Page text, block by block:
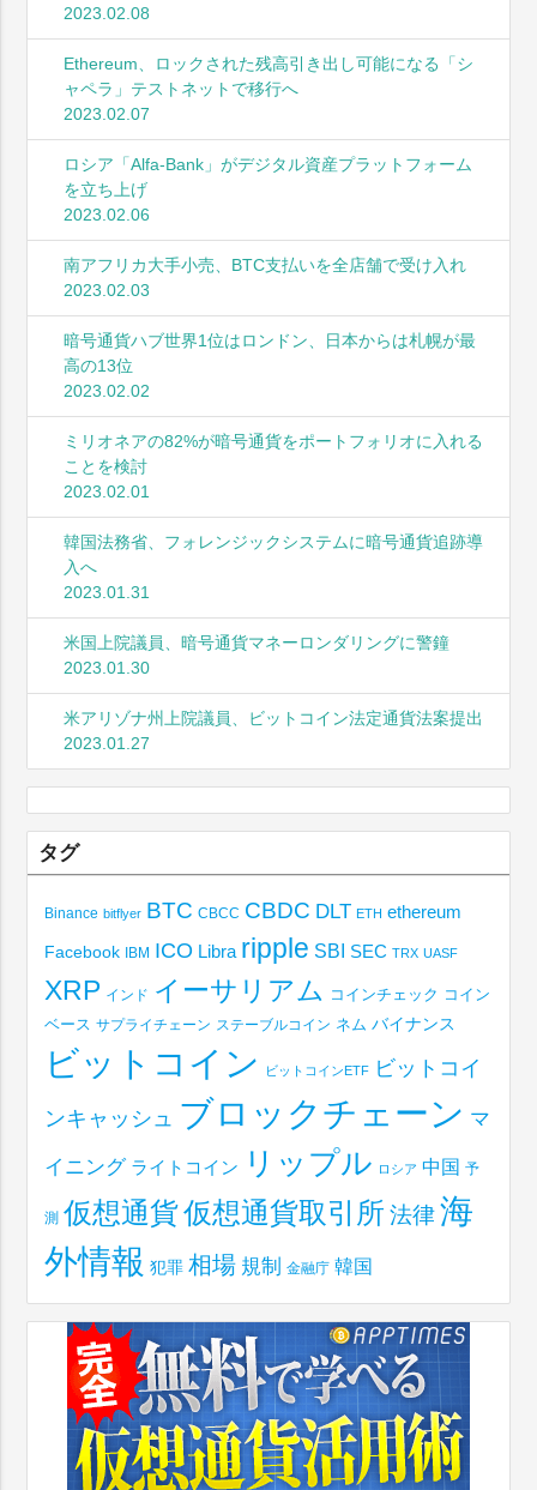
2023.02.08
Ethereum、ロックされた残高引き出し可能になる「シ
ャペラ」テストネットで移行へ
2023.02.07
ロシア「Alfa-Bank」がデジタル資産プラットフォーム
を立ち上げ
2023.02.06
南アフリカ大手小売、BTC支払いを全店舗で受け入れ
2023.02.03
暗号通貨ハブ世界1位はロンドン、日本からは札幌が最
高の13位
2023.02.02
ミリオネアの82%が暗号通貨をポートフォリオに入れる
ことを検討
2023.02.01
韓国法務省、フォレンジックシステムに暗号通貨追跡導
入へ
2023.01.31
米国上院議員、暗号通貨マネーロンダリングに警鐘
2023.01.30
米アリゾナ州上院議員、ビットコイン法定通貨法案提出
2023.01.27
タグ
Binance bitflyer BTC CBCC CBDC DLT ETH ethereum
Facebook IBM ICO Libra ripple SBI SEC TRX UASF
XRP インド イーサリアム コインチェック コイン
ベース サプライチェーン ステーブルコイン ネム バイナンス
ビットコイン ビットコインETF ビットコイ
ンキャッシュ ブロックチェーン マ
イニング ライトコイン リップル ロシア 中国 予
測 仮想通貨仮想通貨取引所 法律 海
外情報 犯罪 相場 規制 金融庁 韓国